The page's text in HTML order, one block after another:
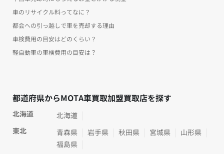
車のリサイクル料ってなに？
都会への引っ越しで車を売却する理由
車検費用の目安はどのくらい？
軽自動車の車検費用の目安は？
都道府県からMOTA車買取加盟買取店を探す
北海道
北海道
東北
青森県 岩手県 秋田県 宮城県
山形県
福島県